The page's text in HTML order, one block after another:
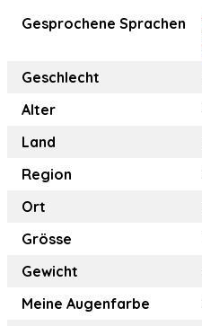
Gesprochene Sprachen
Geschlecht
Alter
Land
Region
Ort
Grösse
Gewicht
Meine Augenfarbe